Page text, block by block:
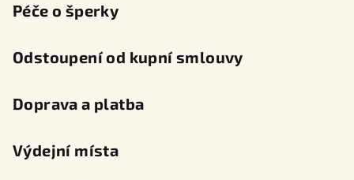
Péče o šperky
Odstoupení od kupní smlouvy
Doprava a platba
Výdejní místa